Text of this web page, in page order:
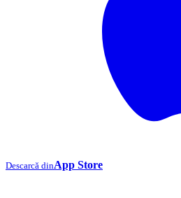
Descarcă dinApp Store